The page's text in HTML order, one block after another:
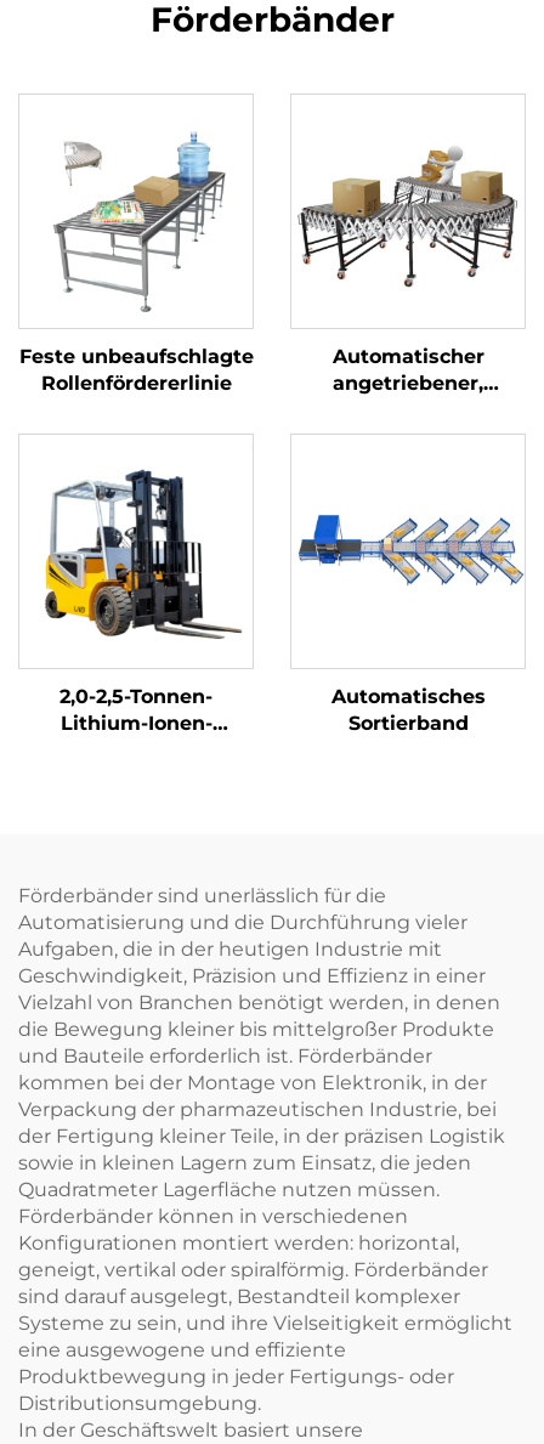
Förderbänder
Feste unbeaufschlagte
Rollenfördererlinie
Automatischer
angetriebener,
Rollenförderer
2,0-2,5-Tonnen-
Lithium-Ionen-
Automatisches
Sortierband
Förderbänder sind unerlässlich für die
Automatisierung und die Durchführung vieler
Aufgaben, die in der heutigen Industrie mit
Geschwindigkeit, Präzision und Effizienz in einer
Vielzahl von Branchen benötigt werden, in denen
die Bewegung kleiner bis mittelgroßer Produkte
und Bauteile erforderlich ist. Förderbänder
kommen bei der Montage von Elektronik, in der
Verpackung der pharmazeutischen Industrie, bei
der Fertigung kleiner Teile, in der präzisen Logistik
sowie in kleinen Lagern zum Einsatz, die jeden
Quadratmeter Lagerfläche nutzen müssen.
Förderbänder können in verschiedenen
Konfigurationen montiert werden: horizontal,
geneigt, vertikal oder spiralförmig. Förderbänder
sind darauf ausgelegt, Bestandteil komplexer
Systeme zu sein, und ihre Vielseitigkeit ermöglicht
eine ausgewogene und effiziente
Produktbewegung in jeder Fertigungs- oder
Distributionsumgebung.
In der Geschäftswelt basiert unsere